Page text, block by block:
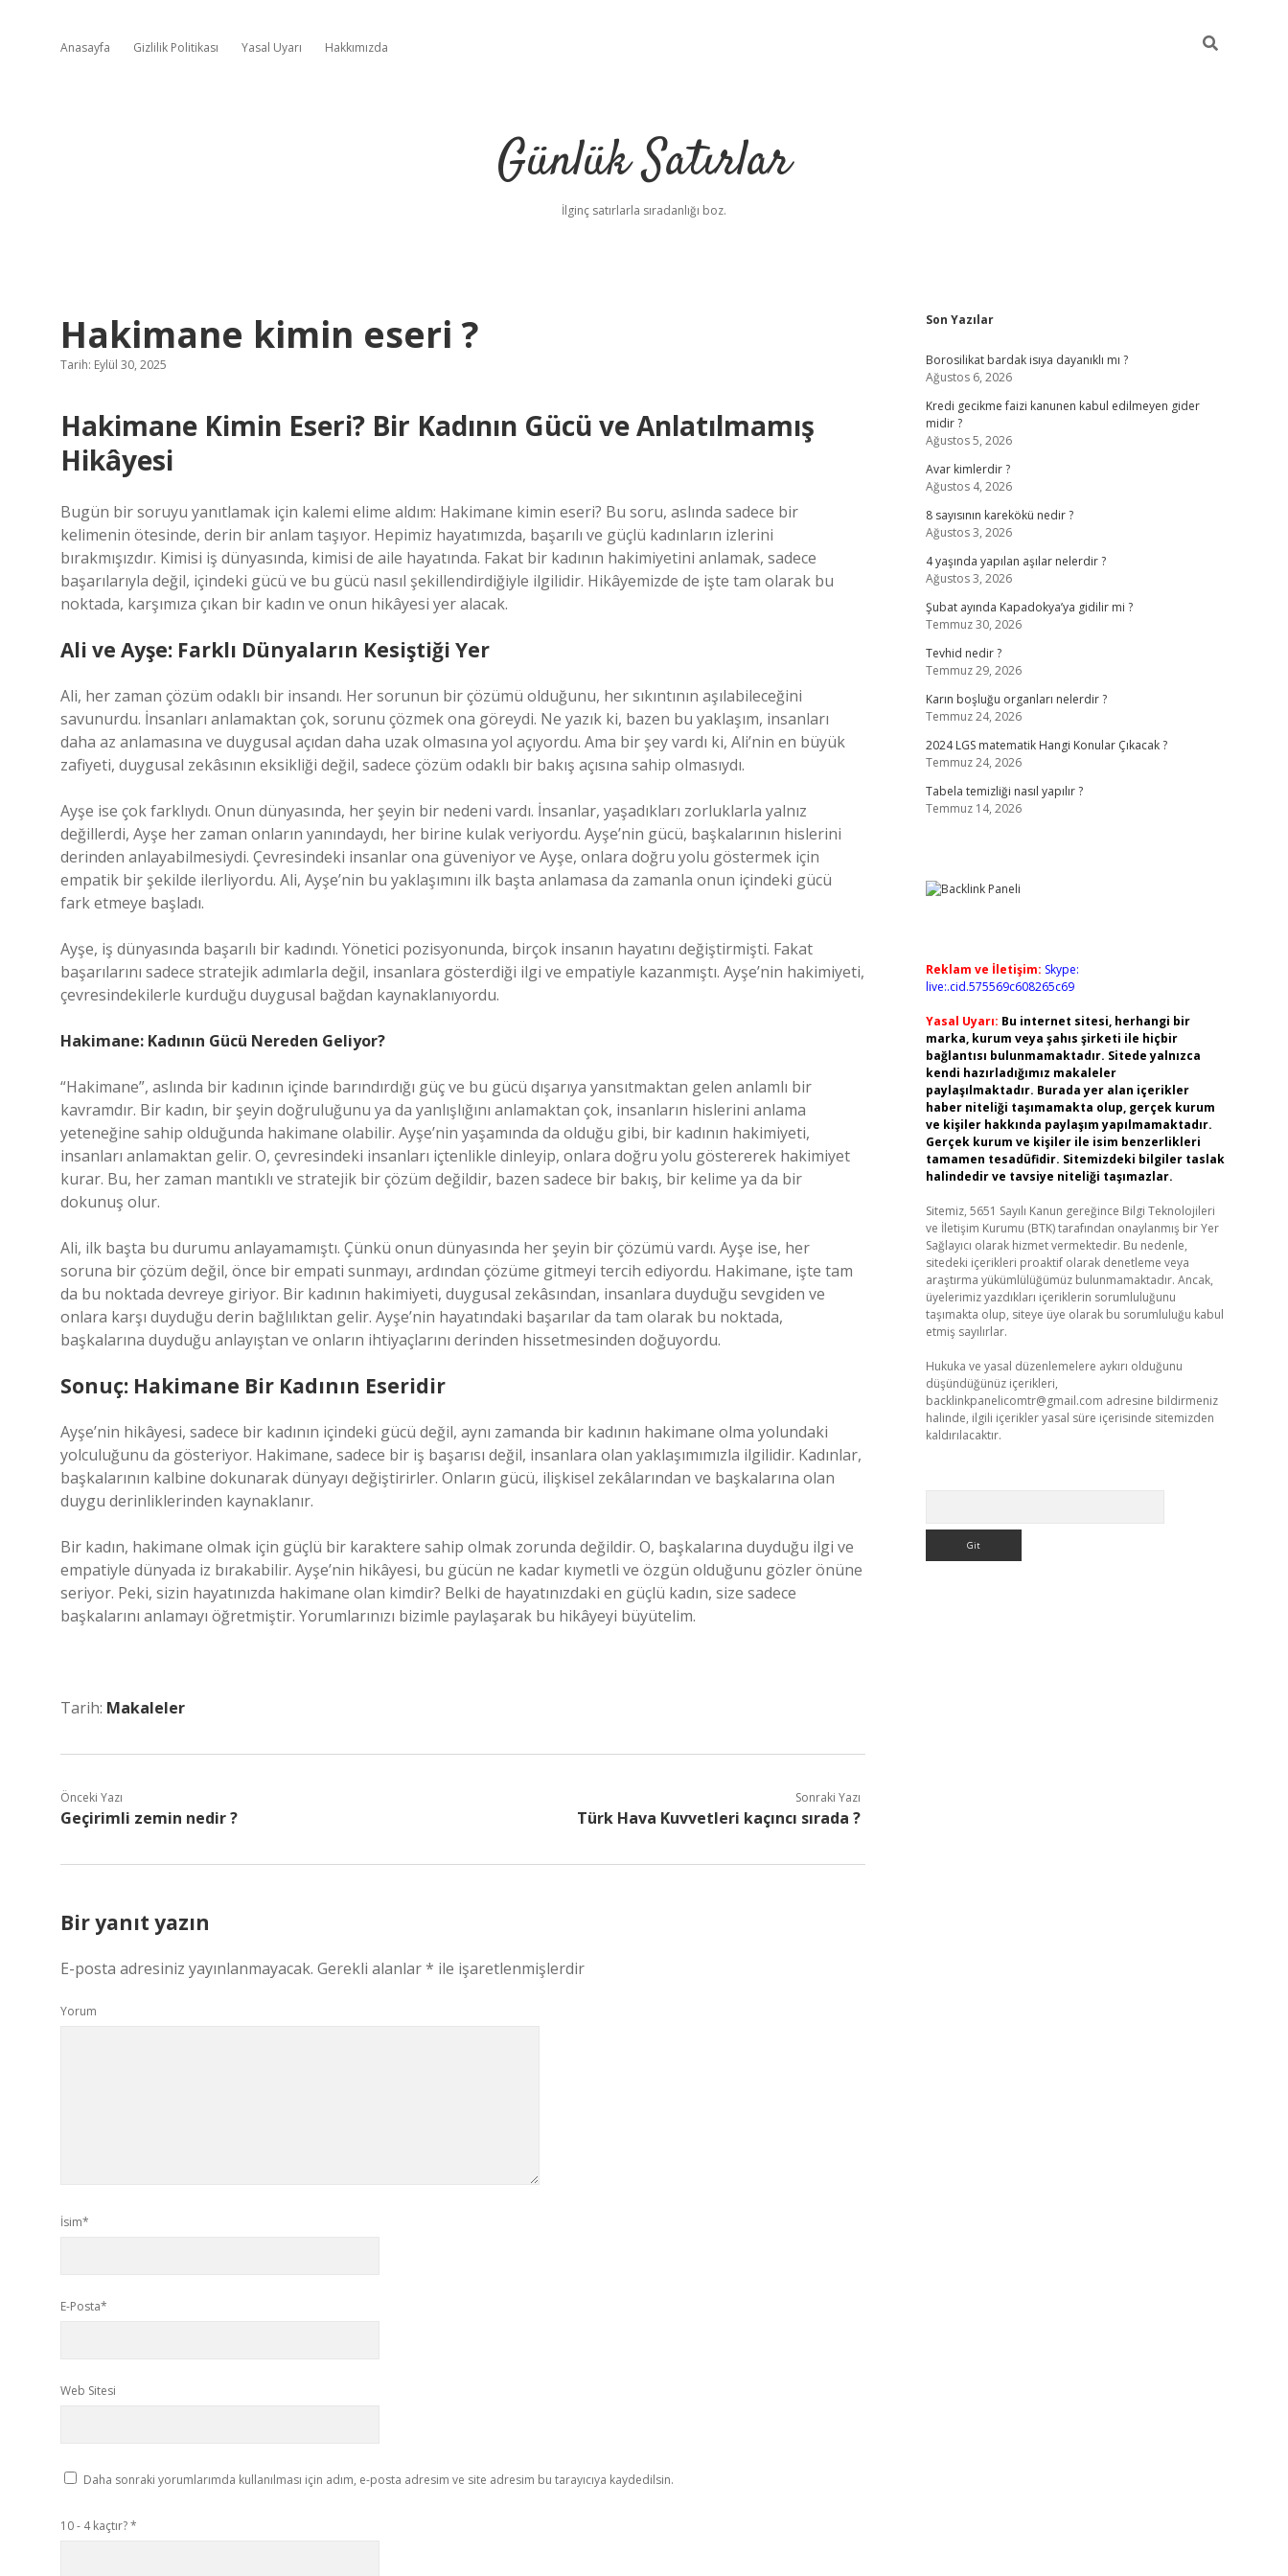
Anasayfa Gizlilik Politikası Yasal Uyarı Hakkımızda
Günlük Satırlar
İlginç satırlarla sıradanlığı boz.
Hakimane kimin eseri ?
Tarih: Eylül 30, 2025
Hakimane Kimin Eseri? Bir Kadının Gücü ve Anlatılmamış
Hikâyesi
Bugün bir soruyu yanıtlamak için kalemi elime aldım: Hakimane kimin eseri? Bu soru, aslında sadece bir
kelimenin ötesinde, derin bir anlam taşıyor. Hepimiz hayatımızda, başarılı ve güçlü kadınların izlerini
bırakmışızdır. Kimisi iş dünyasında, kimisi de aile hayatında. Fakat bir kadının hakimiyetini anlamak, sadece
başarılarıyla değil, içindeki gücü ve bu gücü nasıl şekillendirdiğiyle ilgilidir. Hikâyemizde de işte tam olarak bu
noktada, karşımıza çıkan bir kadın ve onun hikâyesi yer alacak.
Ali ve Ayşe: Farklı Dünyaların Kesiştiği Yer
Ali, her zaman çözüm odaklı bir insandı. Her sorunun bir çözümü olduğunu, her sıkıntının aşılabileceğini
savunurdu. İnsanları anlamaktan çok, sorunu çözmek ona göreydi. Ne yazık ki, bazen bu yaklaşım, insanları
daha az anlamasına ve duygusal açıdan daha uzak olmasına yol açıyordu. Ama bir şey vardı ki, Ali’nin en büyük
zafiyeti, duygusal zekâsının eksikliği değil, sadece çözüm odaklı bir bakış açısına sahip olmasıydı.
Ayşe ise çok farklıydı. Onun dünyasında, her şeyin bir nedeni vardı. İnsanlar, yaşadıkları zorluklarla yalnız
değillerdi, Ayşe her zaman onların yanındaydı, her birine kulak veriyordu. Ayşe’nin gücü, başkalarının hislerini
derinden anlayabilmesiydi. Çevresindeki insanlar ona güveniyor ve Ayşe, onlara doğru yolu göstermek için
empatik bir şekilde ilerliyordu. Ali, Ayşe’nin bu yaklaşımını ilk başta anlamasa da zamanla onun içindeki gücü
fark etmeye başladı.
Ayşe, iş dünyasında başarılı bir kadındı. Yönetici pozisyonunda, birçok insanın hayatını değiştirmişti. Fakat
başarılarını sadece stratejik adımlarla değil, insanlara gösterdiği ilgi ve empatiyle kazanmıştı. Ayşe’nin hakimiyeti,
çevresindekilerle kurduğu duygusal bağdan kaynaklanıyordu.
Hakimane: Kadının Gücü Nereden Geliyor?
“Hakimane”, aslında bir kadının içinde barındırdığı güç ve bu gücü dışarıya yansıtmaktan gelen anlamlı bir
kavramdır. Bir kadın, bir şeyin doğruluğunu ya da yanlışlığını anlamaktan çok, insanların hislerini anlama
yeteneğine sahip olduğunda hakimane olabilir. Ayşe’nin yaşamında da olduğu gibi, bir kadının hakimiyeti,
insanları anlamaktan gelir. O, çevresindeki insanları içtenlikle dinleyip, onlara doğru yolu göstererek hakimiyet
kurar. Bu, her zaman mantıklı ve stratejik bir çözüm değildir, bazen sadece bir bakış, bir kelime ya da bir
dokunuş olur.
Ali, ilk başta bu durumu anlayamamıştı. Çünkü onun dünyasında her şeyin bir çözümü vardı. Ayşe ise, her
soruna bir çözüm değil, önce bir empati sunmayı, ardından çözüme gitmeyi tercih ediyordu. Hakimane, işte tam
da bu noktada devreye giriyor. Bir kadının hakimiyeti, duygusal zekâsından, insanlara duyduğu sevgiden ve
onlara karşı duyduğu derin bağlılıktan gelir. Ayşe’nin hayatındaki başarılar da tam olarak bu noktada,
başkalarına duyduğu anlayıştan ve onların ihtiyaçlarını derinden hissetmesinden doğuyordu.
Sonuç: Hakimane Bir Kadının Eseridir
Ayşe’nin hikâyesi, sadece bir kadının içindeki gücü değil, aynı zamanda bir kadının hakimane olma yolundaki
yolculuğunu da gösteriyor. Hakimane, sadece bir iş başarısı değil, insanlara olan yaklaşımımızla ilgilidir. Kadınlar,
başkalarının kalbine dokunarak dünyayı değiştirirler. Onların gücü, ilişkisel zekâlarından ve başkalarına olan
duygu derinliklerinden kaynaklanır.
Bir kadın, hakimane olmak için güçlü bir karaktere sahip olmak zorunda değildir. O, başkalarına duyduğu ilgi ve
empatiyle dünyada iz bırakabilir. Ayşe’nin hikâyesi, bu gücün ne kadar kıymetli ve özgün olduğunu gözler önüne
seriyor. Peki, sizin hayatınızda hakimane olan kimdir? Belki de hayatınızdaki en güçlü kadın, size sadece
başkalarını anlamayı öğretmiştir. Yorumlarınızı bizimle paylaşarak bu hikâyeyi büyütelim.
Tarih: Makaleler
Önceki Yazı
Geçirimli zemin nedir ?
Sonraki Yazı
Türk Hava Kuvvetleri kaçıncı sırada ?
Bir yanıt yazın
E-posta adresiniz yayınlanmayacak. Gerekli alanlar* ile işaretlenmişlerdir
Yorum
İsim*
E-Posta*
Web Sitesi
Daha sonraki yorumlarımda kullanılması için adım, e-posta adresim ve site adresim bu tarayıcıya kaydedilsin.
10 - 4 kaçtır?*
Sidebar
Son Yazılar
Borosilikat bardak isıya dayanıklı mı ?
Ağustos 6, 2026
Kredi gecikme faizi kanunen kabul edilmeyen gider
midir ?
Ağustos 5, 2026
Avar kimlerdir ?
Ağustos 4, 2026
8 sayısının karekökü nedir ?
Ağustos 3, 2026
4 yaşında yapılan aşılar nelerdir ?
Ağustos 3, 2026
Şubat ayında Kapadokya’ya gidilir mi ?
Temmuz 30, 2026
Tevhid nedir ?
Temmuz 29, 2026
Karın boşluğu organları nelerdir ?
Temmuz 24, 2026
2024 LGS matematik Hangi Konular Çıkacak ?
Temmuz 24, 2026
Tabela temizliği nasıl yapılır ?
Temmuz 14, 2026
Reklam ve İletişim: Skype:
live:.cid.575569c608265c69
Yasal Uyarı: Bu internet sitesi, herhangi bir
marka, kurum veya şahıs şirketi ile hiçbir
bağlantısı bulunmamaktadır. Sitede yalnızca
kendi hazırladığımız makaleler
paylaşılmaktadır. Burada yer alan içerikler
haber niteliği taşımamakta olup, gerçek kurum
ve kişiler hakkında paylaşım yapılmamaktadır.
Gerçek kurum ve kişiler ile isim benzerlikleri
tamamen tesadüfidir. Sitemizdeki bilgiler taslak
halindedir ve tavsiye niteliği taşımazlar.
Sitemiz, 5651 Sayılı Kanun gereğince Bilgi Teknolojileri
ve İletişim Kurumu (BTK) tarafından onaylanmış bir Yer
Sağlayıcı olarak hizmet vermektedir. Bu nedenle,
sitedeki içerikleri proaktif olarak denetleme veya
araştırma yükümlülüğümüz bulunmamaktadır. Ancak,
üyelerimiz yazdıkları içeriklerin sorumluluğunu
taşımakta olup, siteye üye olarak bu sorumluluğu kabul
etmiş sayılırlar.
Hukuka ve yasal düzenlemelere aykırı olduğunu
düşündüğünüz içerikleri,
backlinkpanelicomtr@gmail.com adresine bildirmeniz
halinde, ilgili içerikler yasal süre içerisinde sitemizden
kaldırılacaktır.